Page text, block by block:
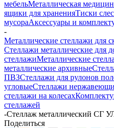
мебельМеталлическая
ящики для храненияТиски
мусораАксессуары и
-
Металлические стеллажи для
Стеллажи металлические для
стеллажиМеталлические
металлические архивные
ПВЗСтеллажи для рулонов
угловыеСтеллажи
стеллажи на колесах
стеллажей
-Стеллаж металлический СГ
Поделиться